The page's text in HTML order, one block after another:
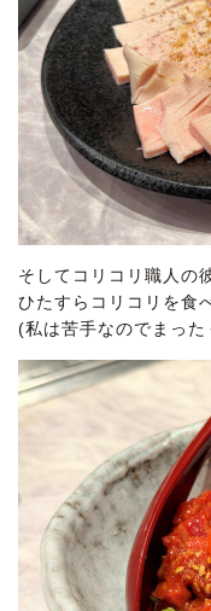
そしてコリコリ職人の
ひたすらコリコリを食
(私は苦手なのでまった